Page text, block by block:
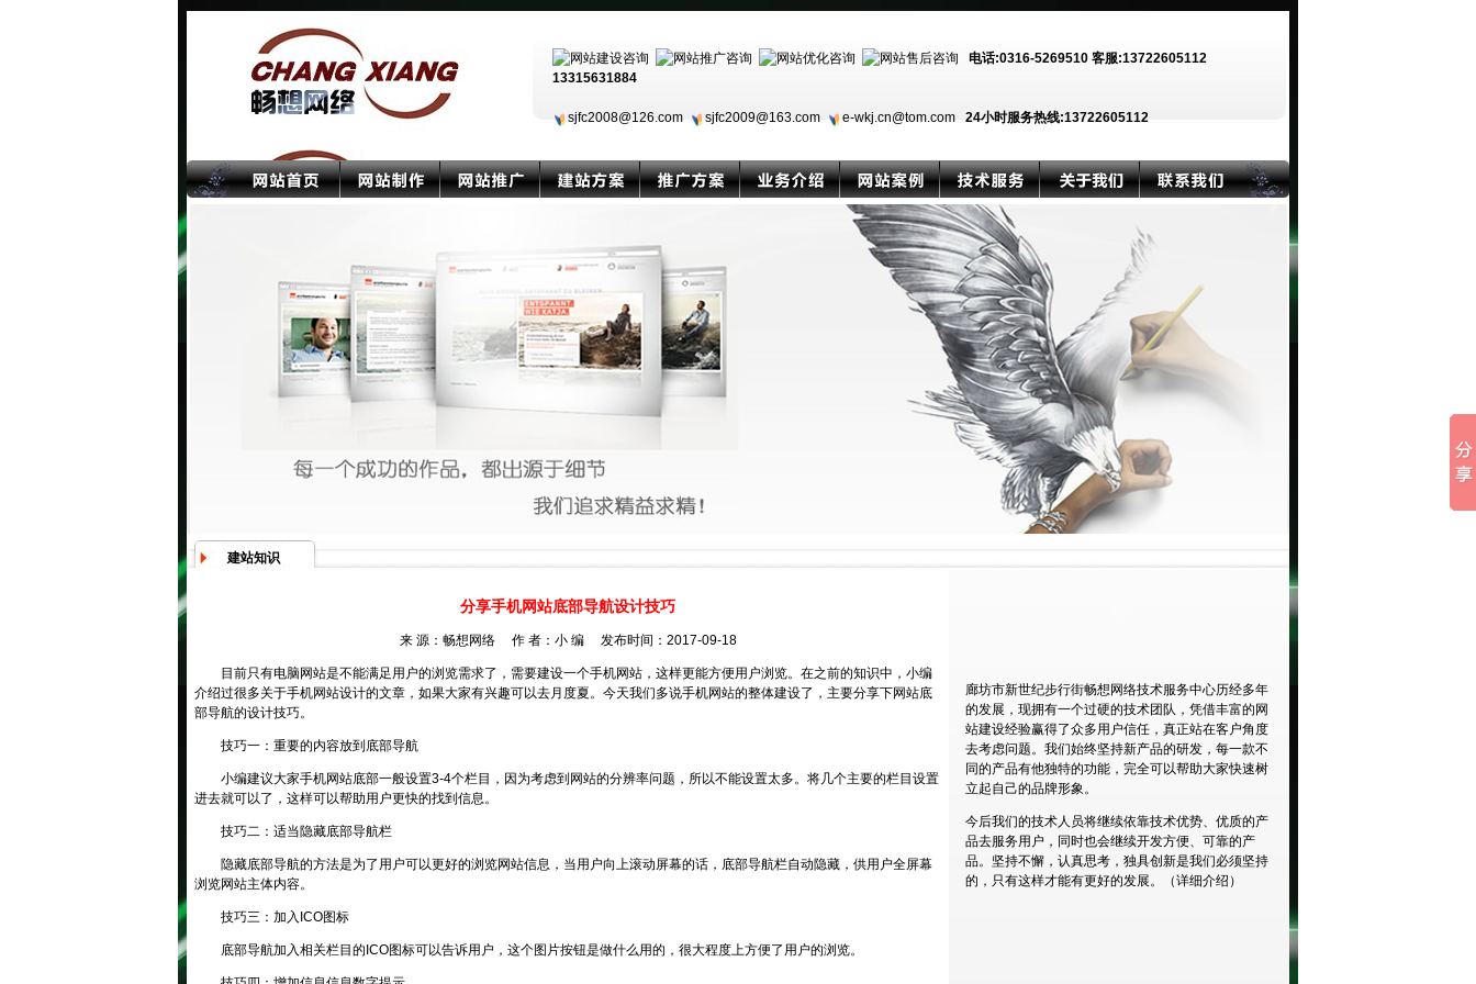
电话:0316-5269510 客服:13722605112
13315631884
sjfc2008@126.com sjfc2009@163.com e-wkj.cn@tom.com 24小时服务热线:13722605112
建站知识
分享手机网站底部导航设计技巧
来 源：畅想网络 作 者：小 编 发布时间：2017-09-18
目前只有电脑网站是不能满足用户的浏览需求了，需要建设一个手机网站，这样更能方便用户浏览。在之前的知识中，小编
介绍过很多关于手机网站设计的文章，如果大家有兴趣可以去月度夏。今天我们多说手机网站的整体建设了，主要分享下网站底
部导航的设计技巧。
技巧一：重要的内容放到底部导航
小编建议大家手机网站底部一般设置3-4个栏目，因为考虑到网站的分辨率问题，所以不能设置太多。将几个主要的栏目设置
进去就可以了，这样可以帮助用户更快的找到信息。
技巧二：适当隐藏底部导航栏
隐藏底部导航的方法是为了用户可以更好的浏览网站信息，当用户向上滚动屏幕的话，底部导航栏自动隐藏，供用户全屏幕
浏览网站主体内容。
技巧三：加入ICO图标
底部导航加入相关栏目的ICO图标可以告诉用户，这个图片按钮是做什么用的，很大程度上方便了用户的浏览。
廊坊市新世纪步行街畅想网络技术服务中心历经多年
的发展，现拥有一个过硬的技术团队，凭借丰富的网
站建设经验赢得了众多用户信任，真正站在客户角度
去考虑问题。我们始终坚持新产品的研发，每一款不
同的产品有他独特的功能，完全可以帮助大家快速树
立起自己的品牌形象。
今后我们的技术人员将继续依靠技术优势、优质的产
品去服务用户，同时也会继续开发方便、可靠的产
品。坚持不懈，认真思考，独具创新是我们必须坚持
的，只有这样才能有更好的发展。（详细介绍 ）